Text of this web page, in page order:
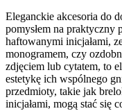
Eleganckie akcesoria do
pomysłem na praktyczny
haftowanymi inicjałami,
monogramem, czy
zdjęciem lub cytatem, to
estetykę ich wspólnego
przedmioty, takie jak
inicjałami, mogą stać się